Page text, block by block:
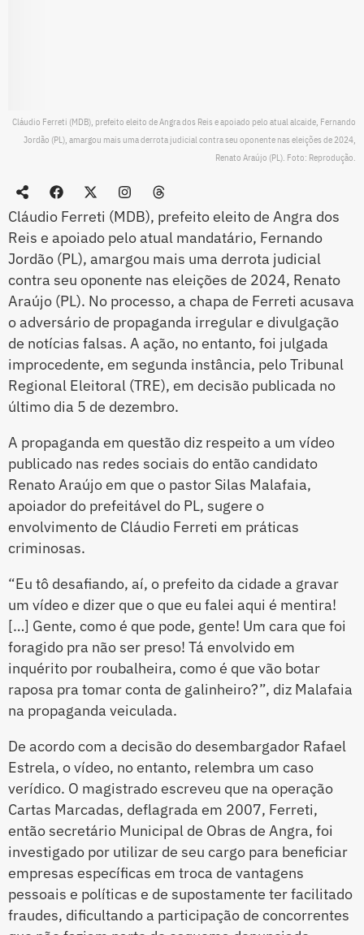
Cláudio Ferreti (MDB), prefeito eleito de Angra dos Reis e apoiado pelo atual alcaide, Fernando
Jordão (PL), amargou mais uma derrota judicial contra seu oponente nas eleições de 2024,
Renato Araújo (PL). Foto: Reprodução.
Cláudio Ferreti (MDB), prefeito eleito de Angra dos
Reis e apoiado pelo atual mandatário, Fernando
Jordão (PL), amargou mais uma derrota judicial
contra seu oponente nas eleições de 2024, Renato
Araújo (PL). No processo, a chapa de Ferreti acusava
o adversário de propaganda irregular e divulgação
de notícias falsas. A ação, no entanto, foi julgada
improcedente, em segunda instância, pelo Tribunal
Regional Eleitoral (TRE), em decisão publicada no
último dia 5 de dezembro.
A propaganda em questão diz respeito a um vídeo
publicado nas redes sociais do então candidato
Renato Araújo em que o pastor Silas Malafaia,
apoiador do prefeitável do PL, sugere o
envolvimento de Cláudio Ferreti em práticas
criminosas.
“Eu tô desafiando, aí, o prefeito da cidade a gravar
um vídeo e dizer que o que eu falei aqui é mentira!
[…] Gente, como é que pode, gente! Um cara que foi
foragido pra não ser preso! Tá envolvido em
inquérito por roubalheira, como é que vão botar
raposa pra tomar conta de galinheiro?”, diz Malafaia
na propaganda veiculada.
De acordo com a decisão do desembargador Rafael
Estrela, o vídeo, no entanto, relembra um caso
verídico. O magistrado escreveu que na operação
Cartas Marcadas, deflagrada em 2007, Ferreti,
então secretário Municipal de Obras de Angra, foi
investigado por utilizar de seu cargo para beneficiar
empresas específicas em troca de vantagens
pessoais e políticas e de supostamente ter facilitado
fraudes, dificultando a participação de concorrentes